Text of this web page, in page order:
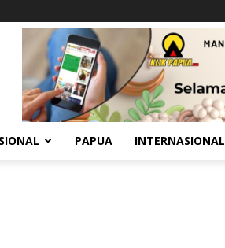
PAPUA INTERNASIONAL